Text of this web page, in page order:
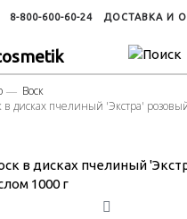
8-800-600-60-24 ДОСТАВКА И
Воск
в дисках пчелиный 'Экстра'